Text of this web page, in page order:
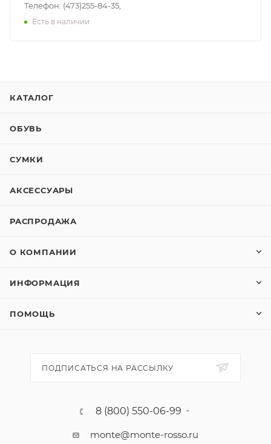
Телефон: (473)255-84-35,
Есть в наличии
КАТАЛОГ
ОБУВЬ
СУМКИ
АКСЕССУАРЫ
РАСПРОДАЖА
О КОМПАНИИ
ИНФОРМАЦИЯ
ПОМОЩЬ
ПОДПИСАТЬСЯ НА РАССЫЛКУ
8 (800) 550-06-99
monte@monte-rosso.ru